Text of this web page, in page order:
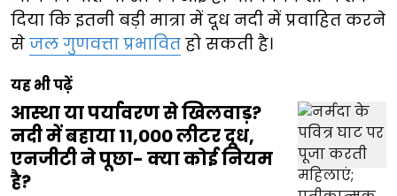
दिया कि इतनी बड़ी मात्रा में दूध नदी में प्रवाहित करने
से जल गुणवत्ता प्रभावित हो सकती है।
यह भी पढ़ें
आस्था या पर्यावरण से खिलवाड़?
नदी में बहाया 11,000 लीटर दूध,
एनजीटी ने पूछा- क्या कोई नियम
है?